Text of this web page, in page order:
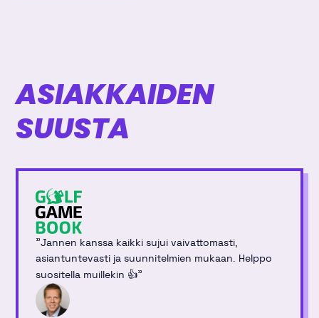
ASIAKKAIDEN
SUUSTA
"Jannen kanssa kaikki sujui vaivattomasti,
asiantuntevasti ja suunnitelmien mukaan. Helppo
suositella muillekin 👍"